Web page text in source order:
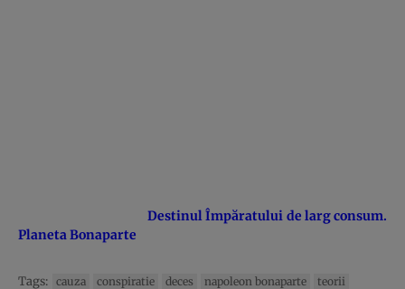
Destinul Împăratului de larg consum.
Planeta Bonaparte
Tags: cauza conspiratie deces napoleon bonaparte
teorii